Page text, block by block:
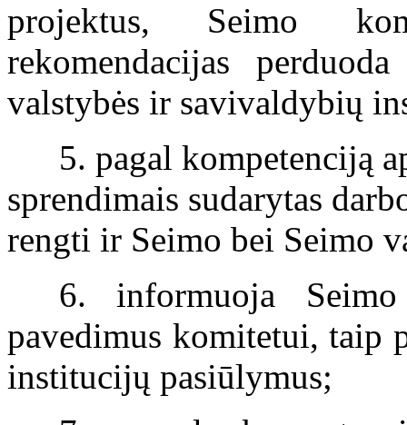
projektus, Seimo
rekomendacijas
valstybės ir savivaldybių
5. pagal kompetenciją
sprendimais sudarytas
rengti ir Seimo bei Seimo
6. informuoja
pavedimus komitetui, taip
institucijų pasiūlymus;